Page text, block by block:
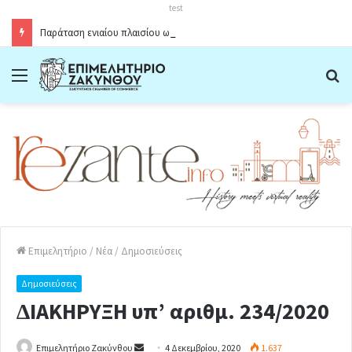
test
Menu
Επιμελητήριο / Νέα / Δημοσιεύσεις
Δημοσιεύσεις
∆ΙΑΚΗΡΥΞΗ υπ’ αριθµ. 234/2020
Επιμελητήριο Ζακύνθου 4 Δεκεμβρίου, 2020 1.637